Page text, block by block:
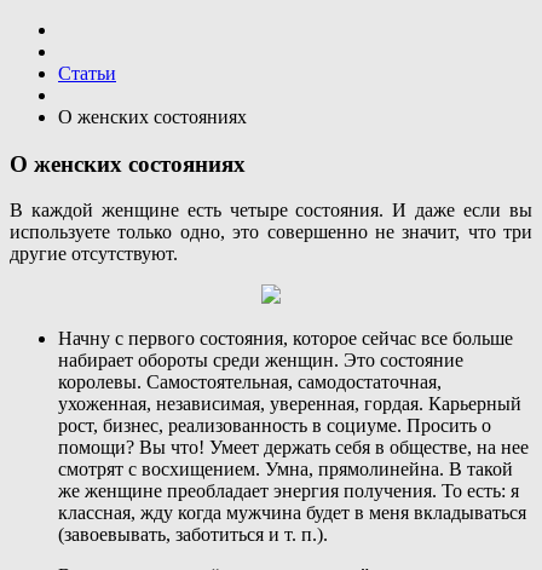
Статьи
О женских состояниях
О женских состояниях
В каждой женщине есть четыре состояния. И даже если вы
используете только одно, это совершенно не значит, что три
другие отсутствуют.
Начну с первого состояния, которое сейчас все больше
набирает обороты среди женщин. Это состояние
королевы. Самостоятельная, самодостаточная,
ухоженная, независимая, уверенная, гордая. Карьерный
рост, бизнес, реализованность в социуме. Просить о
помощи? Вы что! Умеет держать себя в обществе, на нее
смотрят с восхищением. Умна, прямолинейна. В такой
же женщине преобладает энергия получения. То есть: я
классная, жду когда мужчина будет в меня вкладываться
(завоевывать, заботиться и т. п.).